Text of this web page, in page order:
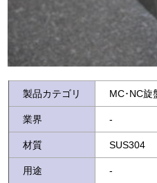
製品カテゴリ MC･NC旋
業界 -
材質 SUS304
用途 -